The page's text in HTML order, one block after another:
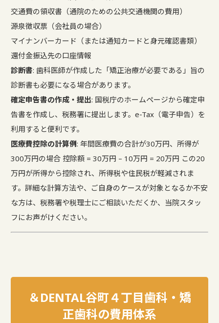
交通費の領収書（通院のための公共交通機関の費用）
源泉徴収票（会社員の場合）
マイナンバーカード（または通知カードと身元確認書類）
還付金振込先の口座情報
診断書: 歯科医師が作成した「矯正治療が必要である」旨の
診断書も必要になる場合があります。
確定申告書の作成・提出: 国税庁のホームページから確定申
告書を作成し、税務署に提出します。e-Tax（電子申告）を
利用すると便利です。
医療費控除の計算例: 年間医療費の合計が30万円、所得が
300万円の場合 控除額 = 30万円 – 10万円 = 20万円 この20
万円が所得から控除され、所得税や住民税が軽減されま
す。詳細な計算方法や、ご自身のケースが対象となるか不安
な方は、税務署や税理士にご相談いただくか、当院スタッ
フにお声がけください。
＆DENTAL谷町４丁目歯科・矯
正歯科の費用体系